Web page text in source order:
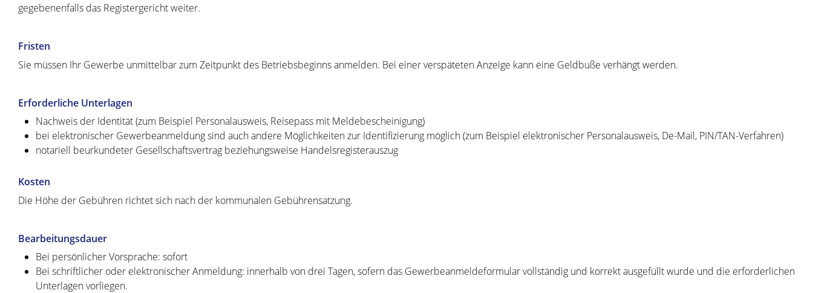
gegebenenfalls das Registergericht weiter.
Fristen
Sie müssen Ihr Gewerbe unmittelbar zum Zeitpunkt des Betriebsbeginns anmelden. Bei einer verspäteten Anzeige kann eine Geldbuße verhängt werden.
Erforderliche Unterlagen
Nachweis der Identität (zum Beispiel Personalausweis, Reisepass mit Meldebescheinigung)
bei elektronischer Gewerbeanmeldung sind auch andere Möglichkeiten zur Identifizierung möglich (zum Beispiel elektronischer Personalausweis, De-Mail, PIN/TAN-Verfahren)
notariell beurkundeter Gesellschaftsvertrag beziehungsweise Handelsregisterauszug
Kosten
Die Höhe der Gebühren richtet sich nach der kommunalen Gebührensatzung.
Bearbeitungsdauer
Bei persönlicher Vorsprache: sofort
Bei schriftlicher oder elektronischer Anmeldung: innerhalb von drei Tagen, sofern das Gewerbeanmeldeformular vollständig und korrekt ausgefüllt wurde und die erforderlichen
Unterlagen vorliegen.